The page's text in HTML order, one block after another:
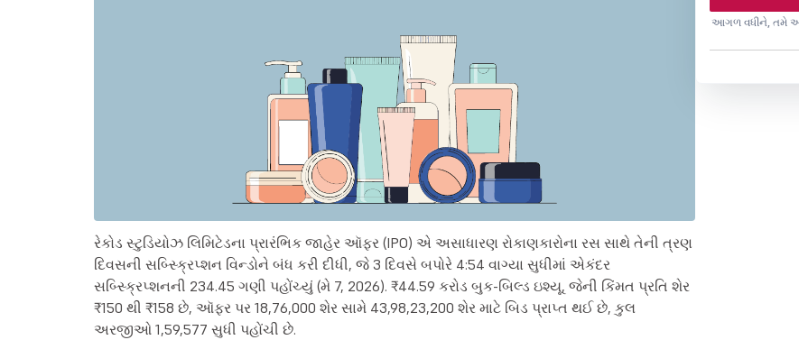
રેકોડ સ્ટુડિયોઝ લિમિટેડના પ્રારંભિક જાહેર ઑફર (IPO) એ અસાધારણ રોકાણકારોના રસ સાથે તેની ત્રણ
દિવસની સબ્સ્ક્રિપ્શન વિન્ડોને બંધ કરી દીધી, જે 3 દિવસે બપોરે 4:54 વાગ્યા સુધીમાં એકંદર
સબ્સ્ક્રિપ્શનની 234.45 ગણી પહોંચ્યું (મે 7, 2026). ₹44.59 કરોડ બુક-બિલ્ડ ઇશ્યૂ, જેની કિંમત પ્રતિ શેર
₹150 થી ₹158 છે, ઑફર પર 18,76,000 શેર સામે 43,98,23,200 શેર માટે બિડ પ્રાપ્ત થઈ છે, કુલ
અરજીઓ 1,59,577 સુધી પહોંચી છે.
આગળ વધીને, તમે